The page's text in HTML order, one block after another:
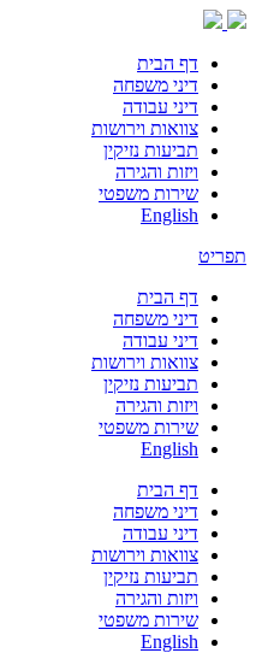
דף הבית
דיני משפחה
דיני עבודה
צוואות וירושות
תביעות נזיקין
ויזות והגירה
שירות משפטי
English
תפריט
דף הבית
דיני משפחה
דיני עבודה
צוואות וירושות
תביעות נזיקין
ויזות והגירה
שירות משפטי
English
דף הבית
דיני משפחה
דיני עבודה
צוואות וירושות
תביעות נזיקין
ויזות והגירה
שירות משפטי
English